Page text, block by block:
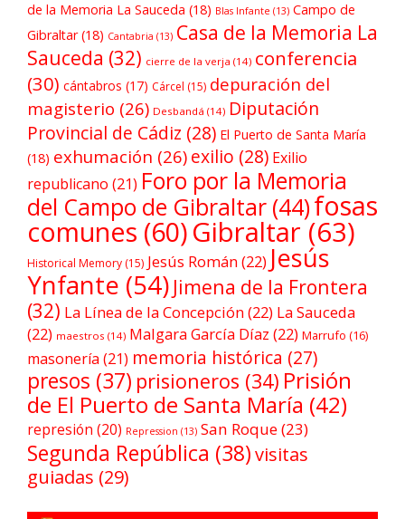
de la Memoria La Sauceda (18) Blas Infante (13) Campo de
Gibraltar(18) Cantabria (13) Casa de la Memoria La
Sauceda (32) cierre de la verja (14) conferencia
(30) cántabros (17) Cárcel (15) depuración del
magisterio (26) Desbandá (14) Diputación
Provincial de Cádiz (28) El Puerto de Santa María
(18) exhumación (26) exilio (28) Exilio
republicano (21) Foro por la Memoria
del Campo de Gibraltar (44)fosas
comunes (60)Gibraltar(63)
Historical Memory (15) Jesús Román(22) Jesús
Ynfante (54) Jimena de la Frontera
(32) La Línea de la Concepción(22) La Sauceda
(22) maestros (14) Malgara García Díaz (22) Marrufo (16)
masonería (21) memoria histórica (27)
presos (37) prisioneros (34) Prisión
de El Puerto de Santa María (42)
represión (20) Repression (13) San Roque(23)
Segunda República (38)visitas
guiadas (29)